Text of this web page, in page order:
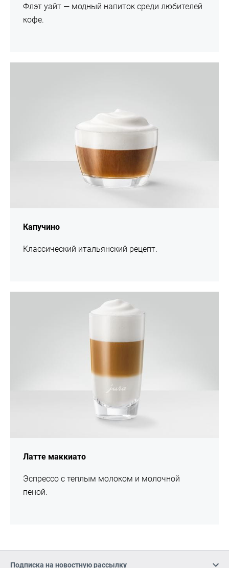
Флэт уайт — модный напиток среди любителей
кофе.
Капучино
Классический итальянский рецепт.
Латте маккиато
Эспрессо с теплым молоком и молочной
пеной.
Подписка на новостную рассылку